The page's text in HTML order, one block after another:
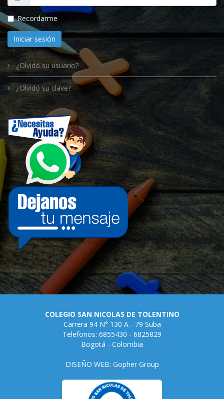
Recordarme
Iniciar sesión
¿Olvidó su usuario?
¿Olvidó su clave?
COLEGIO SAN NICOLAS DE TOLENTINO
Carrera 94 N° 130 A - 79 Suba
Telefonos: 6855430 - 6825829
Bogotá - Colombia
DISEÑO WEB: Gopher Group